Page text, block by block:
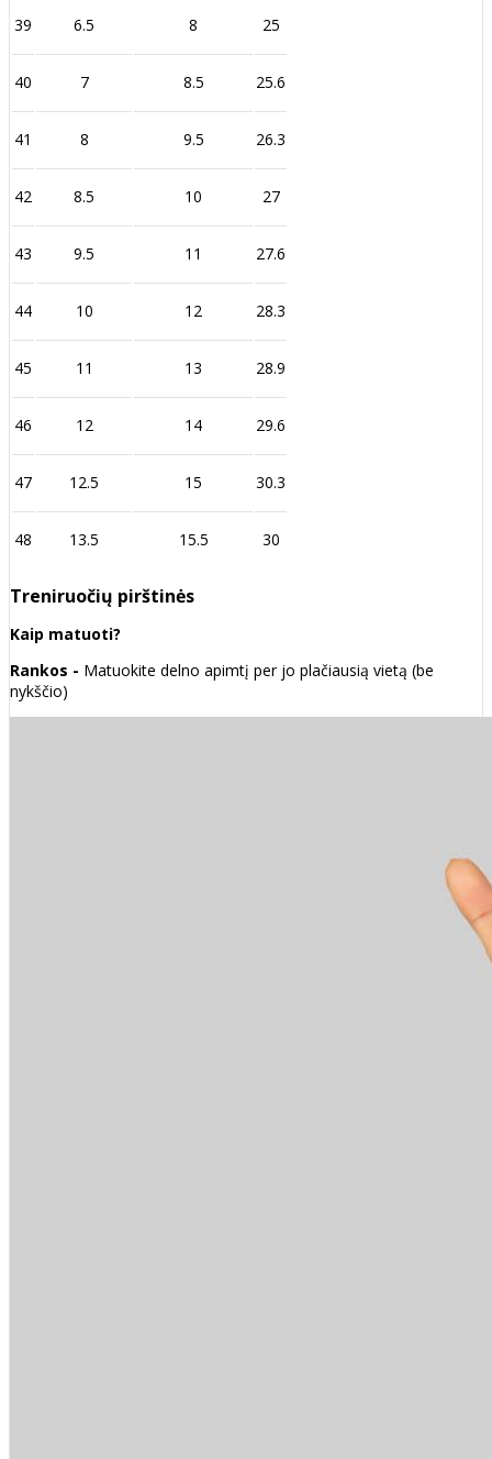
39 6.5 8 25
40 7 8.5 25.6
41 8 9.5 26.3
42 8.5 10 27
43 9.5 11 27.6
44 10 12 28.3
45 11 13 28.9
46 12 14 29.6
47 12.5 15 30.3
48 13.5 15.5 30
Treniruočių pirštinės
Kaip matuoti?
Rankos - Matuokite delno apimtį per jo plačiausią vietą (be
nykščio)